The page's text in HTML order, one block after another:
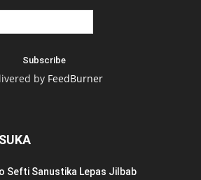
by FeedBurner
Sefti Sanustika Lepas Jilbab